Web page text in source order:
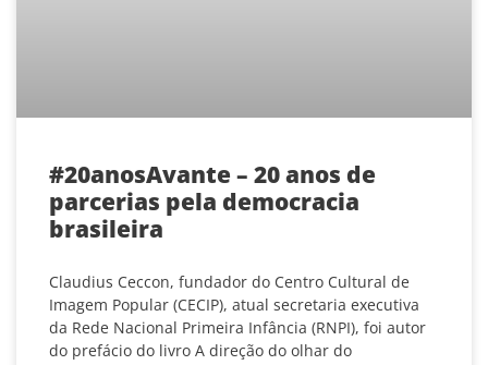
#20anosAvante – 20 anos de
parcerias pela democracia
brasileira
Claudius Ceccon, fundador do Centro Cultural de
Imagem Popular (CECIP), atual secretaria executiva
da Rede Nacional Primeira Infância (RNPI), foi autor
do prefácio do livro A direção do olhar do